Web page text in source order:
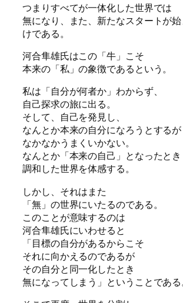
つまりすべてが一体化した世界では
無になり、また、新たなスタートが
けである。
河合隼雄氏はこの「牛」こそ
本来の「私」の象徴であるという。
私は「自分が何者か」わからず、
自己探求の旅に出る。
そして、自己を発見し、
なんとか本来の自分になろうとするが
なかなかうまくいかない。
なんとか「本来の自己」となったとき
調和した世界を体感する。
しかし、それはまた
「無」の世界にいたるのである。
このことが意味するのは
河合隼雄氏にいわせると
「目標の自分があるからこそ
それに向かえるのであるが
その自分と同一化したとき
無になってしまう」ということである